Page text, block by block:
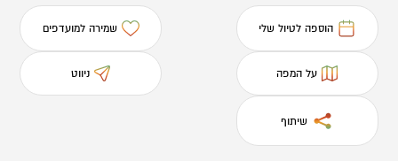
הוספה לטיול שלי שמירה למועדפים
על המפה ניווט
שיתוף